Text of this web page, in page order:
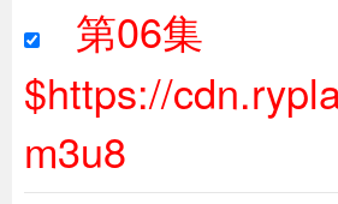
第06集
$https://
m3u8